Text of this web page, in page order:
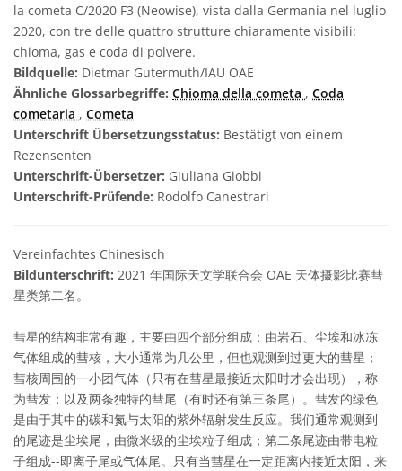
la cometa C/2020 F3 (Neowise), vista dalla Germania nel luglio
2020, con tre delle quattro strutture chiaramente visibili:
chioma, gas e coda di polvere.
Bildquelle: Dietmar Gutermuth/IAU OAE
Ähnliche Glossarbegriffe: Chioma della cometa , Coda
cometaria , Cometa
Unterschrift Übersetzungsstatus: Bestätigt von einem
Rezensenten
Unterschrift-Übersetzer: Giuliana Giobbi
Unterschrift-Prüfende: Rodolfo Canestrari
Vereinfachtes Chinesisch
Bildunterschrift: 2021 年国际天文学联合会 OAE 天体摄影比赛彗
星类第二名。
彗星的结构非常有趣，主要由四个部分组成：由岩石、尘埃和冰冻
气体组成的彗核，大小通常为几公里，但也观测到过更大的彗星；
彗核周围的一小团气体（只有在彗星最接近太阳时才会出现），称
为彗发；以及两条独特的彗尾（有时还有第三条尾）。彗发的绿色
是由于其中的碳和氮与太阳的紫外辐射发生反应。我们通常观测到
的尾迹是尘埃尾，由微米级的尘埃粒子组成；第二条尾迹由带电粒
子组成--即离子尾或气体尾。只有当彗星在一定距离内接近太阳，来